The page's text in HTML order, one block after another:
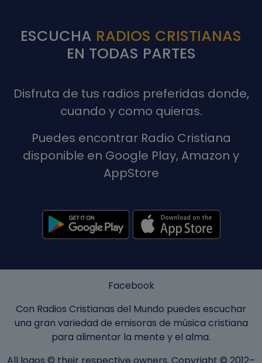
ESCUCHA RADIOS CRISTIANAS
EN TODAS PARTES
Disfruta de tus radios preferidas donde,
cuando y como quieras.
Puedes encontrar Radio Cristiana
disponible en Google Play, Amazon y
AppStore
Facebook
Con Radios Cristianas del Mundo puedes escuchar
una gran variedad de emisoras de música cristiana
para alimentar la mente y el alma.